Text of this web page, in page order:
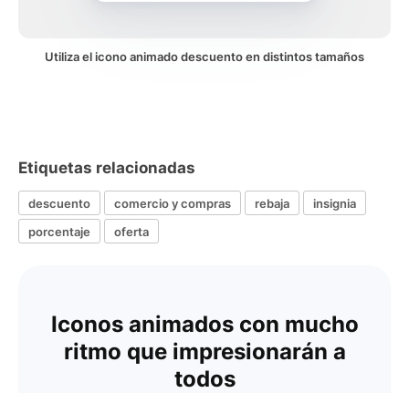
Utiliza el icono animado descuento en distintos tamaños
Etiquetas relacionadas
descuento comercio y compras rebaja
insignia
porcentaje
oferta
Iconos animados con mucho
ritmo que impresionarán a
todos